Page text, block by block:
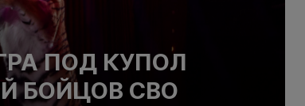
ПОД КУПОЛ
БОЙЦОВ СВО